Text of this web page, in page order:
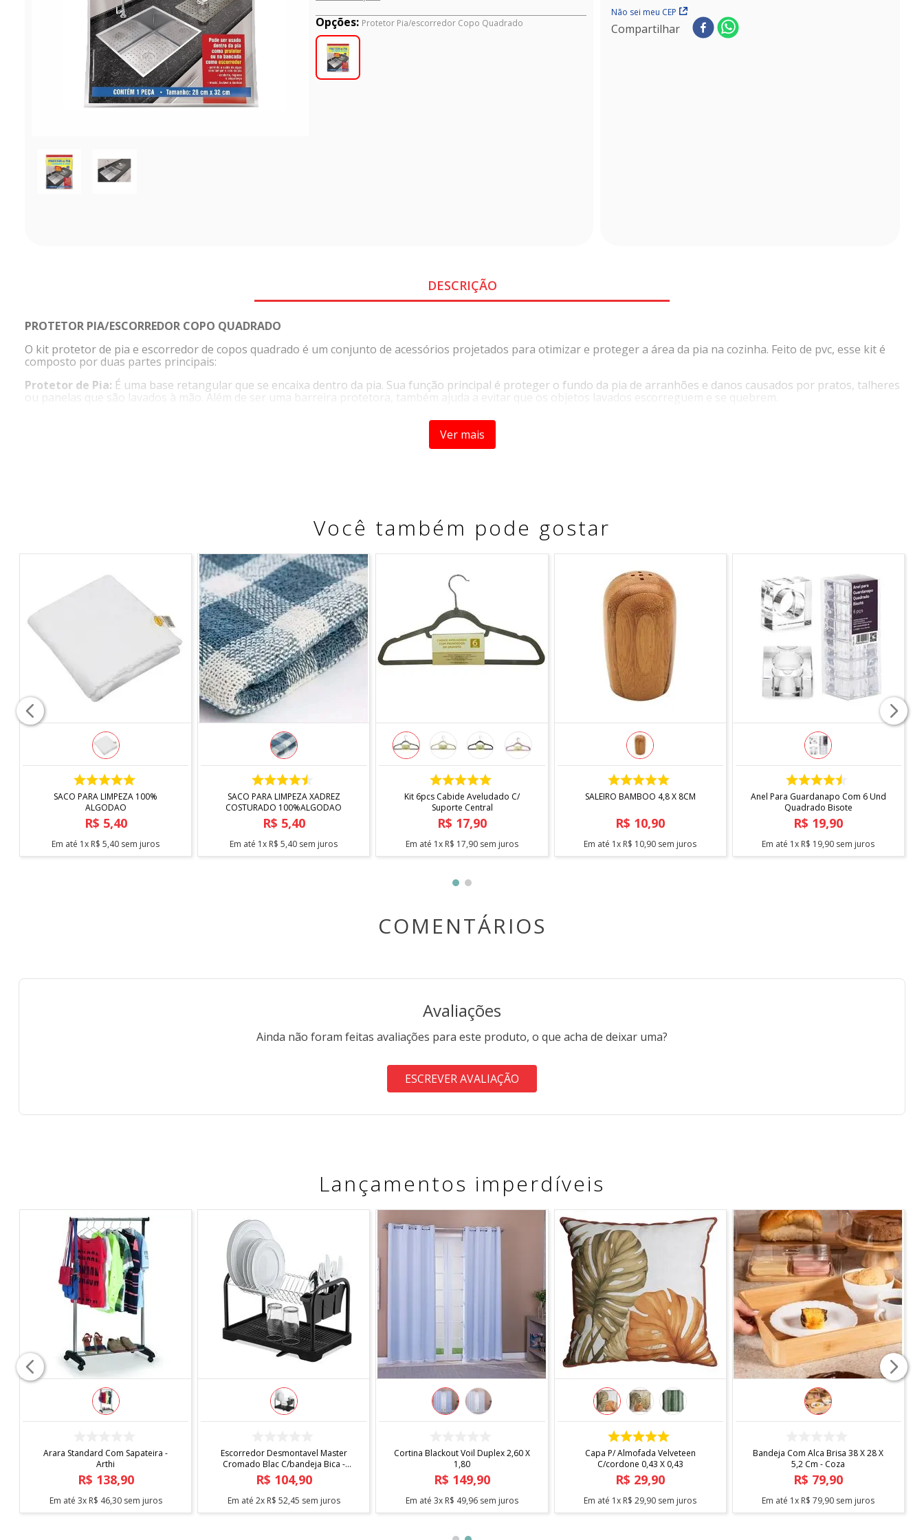
Opções: Protetor Pia/escorredor Copo Quadrado
Não sei meu CEP
Compartilhar
DESCRIÇÃO
PROTETOR PIA/ESCORREDOR COPO QUADRADO
O kit protetor de pia e escorredor de copos quadrado é um conjunto de acessórios projetados para otimizar e proteger a área da pia na cozinha. Feito de pvc, esse kit é
composto por duas partes principais:
Protetor de Pia: É uma base retangular que se encaixa dentro da pia. Sua função principal é proteger o fundo da pia de arranhões e danos causados por pratos, talheres
ou panelas que são lavados à mão. Além de ser uma barreira protetora, também ajuda a evitar que os objetos lavados escorreguem e se quebrem.
Também retangular para se encaixar perfeitamente com o protetor de pia, o escorredor de copos fica ao lado do protetor de pia. Ele é projetado
com ranhuras para permitir que os copos sejam colocados de cabeça para baixo e escorram naturalmente após a lavagem. Isso ajuda a manter a pia organizada e os
Composição:
100% pvc
Cor:
Contém:
1 Kit protetor de pia e escorredor de copos quadrado
Juntos, esses dois componentes oferecem uma solução prática para o gerenciamento de espaços na pia da cozinha, mantendo-a limpa, organizada e protegida contra
desgastes do uso diário.
*IMAGEM MERAMENTE ILUSTRATIVA
Ver mais
Você também pode gostar
COMPRAR
SACO PARA LIMPEZA 100%
ALGODAO
R$ 5,40
Em até 1x R$ 5,40 sem juros
COMPRAR
SACO PARA LIMPEZA XADREZ
COSTURADO 100%ALGODAO
R$ 5,40
Em até 1x R$ 5,40 sem juros
COMPRAR
Kit 6pcs Cabide Aveludado C/
Suporte Central
R$ 17,90
Em até 1x R$ 17,90 sem juros
COMPRAR
SALEIRO BAMBOO 4,8 X 8CM
R$ 10,90
Em até 1x R$ 10,90 sem juros
COMPRAR
Anel Para Guardanapo Com 6 Und
Quadrado Bisote
R$ 19,90
Em até 1x R$ 19,90 sem juros
COMENTÁRIOS
Avaliações
Ainda não foram feitas avaliações para este produto, o que acha de deixar uma?
ESCREVER AVALIAÇÃO
Lançamentos imperdíveis
Arara Standard Com Sapateira -
Arthi
R$ 138,90
Em até 3x R$ 46, 30sem juros
Escorredor Desmontavel Master
Cromado Blac C/bandeja Bica -
Arthi
R$ 104,90
Em até 2x R$ 52, 45sem juros
Cortina Blackout Voil Duplex 2,60 X
1,80
R$ 149,90
Em até 3x R$49, 96sem juros
COMPRAR
Capa P/ Almofada Velveteen
C/cordone 0,43 X 0,43
R$ 29,90
Em até 1x R$29, 90sem juros
Bandeja Com Alca Brisa 38 X 28 X
5,2 Cm - Coza
R$ 79,90
Em até 1x R$79, 90sem juros